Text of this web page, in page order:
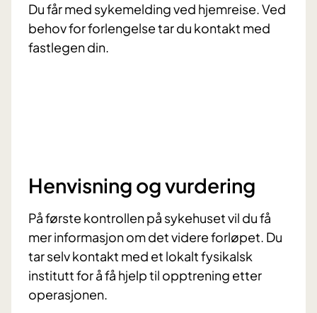
Du får med sykemelding ved hjemreise. Ved
behov for forlengelse tar du kontakt med
fastlegen din.
Henvisning og vurdering
På første kontrollen på sykehuset vil du få
mer informasjon om det videre forløpet. Du
tar selv kontakt med et lokalt fysikalsk
institutt for å få hjelp til opptrening etter
operasjonen.